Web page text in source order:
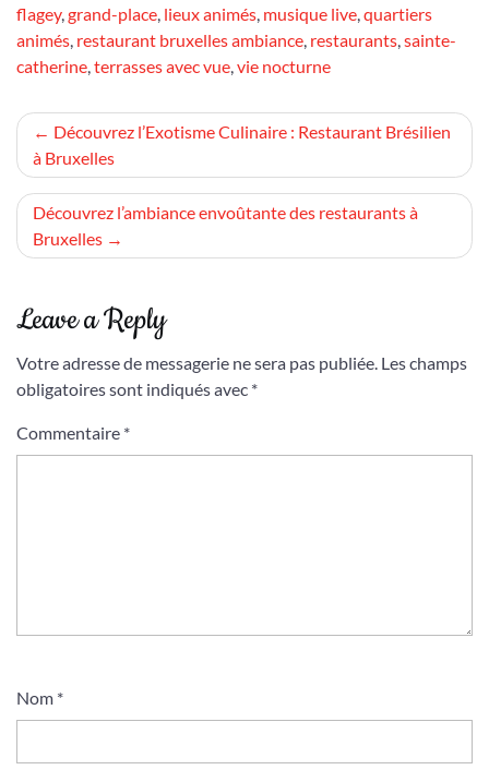
flagey,grand-place, lieux animés, musique live,quartiers
animés, restaurant bruxelles ambiance, restaurants,sainte-
catherine,terrasses avec vue,vie nocturne
Navigation
de
l’article
Découvrez l’Exotisme Culinaire : Restaurant Brésilien
à Bruxelles
Découvrez l’ambiance envoûtante des restaurants à
Bruxelles
Leave a Reply
Votre adresse de messagerie ne sera pas publiée. Les champs
obligatoires sont indiqués avec *
Commentaire *
Nom *